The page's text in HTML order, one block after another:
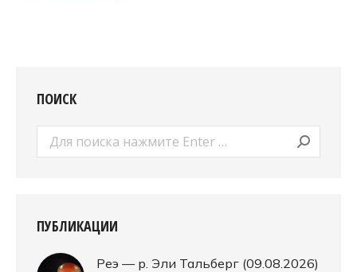
ПОИСК
Поиск:
ПУБЛИКАЦИИ
Реэ — р. Эли Тальберг (09.08.2026)